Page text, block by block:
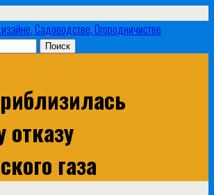
Садоводстве, Огородничистве
отказу
газа